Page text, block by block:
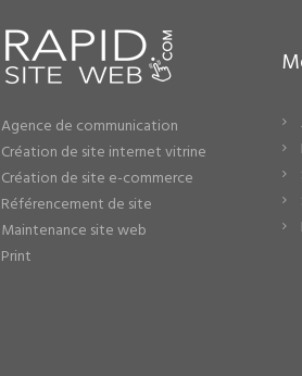
Agence de communication
Création de site internet vitrine
Création de site e-commerce
Référencement de site
Maintenance site web
Print